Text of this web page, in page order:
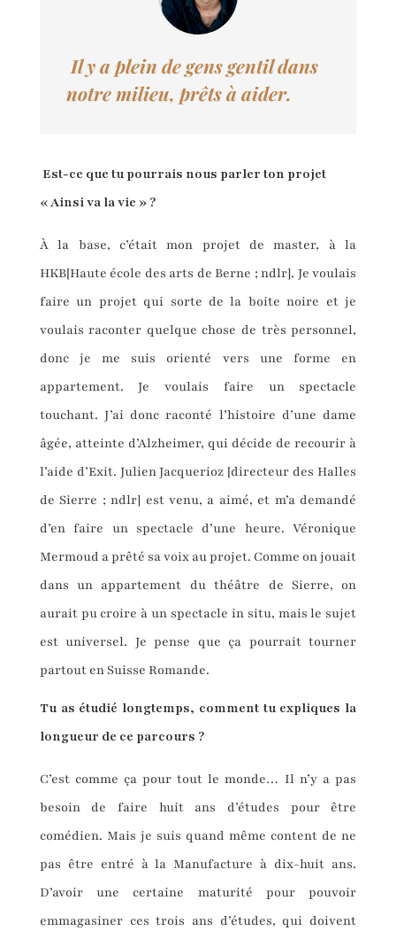
Il y a plein de gens gentil dans
notre milieu, prêts à aider.
Est-ce que tu pourrais nous parler ton projet
« Ainsi va la vie » ?
À la base, c’était mon projet de master, à la
HKB[Haute école des arts de Berne ; ndlr]. Je voulais
faire un projet qui sorte de la boite noire et je
voulais raconter quelque chose de très personnel,
donc je me suis orienté vers une forme en
appartement. Je voulais faire un spectacle
touchant. J’ai donc raconté l’histoire d’une dame
âgée, atteinte d’Alzheimer, qui décide de recourir à
l’aide d’Exit. Julien Jacquerioz [directeur des Halles
de Sierre ; ndlr] est venu, a aimé, et m’a demandé
d’en faire un spectacle d’une heure. Véronique
Mermoud a prêté sa voix au projet. Comme on jouait
dans un appartement du théâtre de Sierre, on
aurait pu croire à un spectacle in situ, mais le sujet
est universel. Je pense que ça pourrait tourner
partout en Suisse Romande.
Tu as étudié longtemps, comment tu expliques la
longueur de ce parcours ?
C’est comme ça pour tout le monde… Il n’y a pas
besoin de faire huit ans d’études pour être
comédien. Mais je suis quand même content de ne
pas être entré à la Manufacture à dix-huit ans.
D’avoir une certaine maturité pour pouvoir
emmagasiner ces trois ans d’études, qui doivent